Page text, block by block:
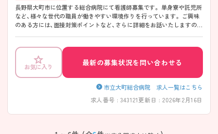
長野県大町市に位置する総合病院にて看護師募集です。 単身寮や託児所
など、様々な世代の職員が働きやすい環境作りを行っています。 ご興味
のある方には、面接対策ポイントなど、さらに詳細をお話いたしますので
お気に入り 最新の募集状況を問い合わせる
市立大町総合病院 求人一覧はこちら
求人番号 : 343121更新日 : 2026年2月16日